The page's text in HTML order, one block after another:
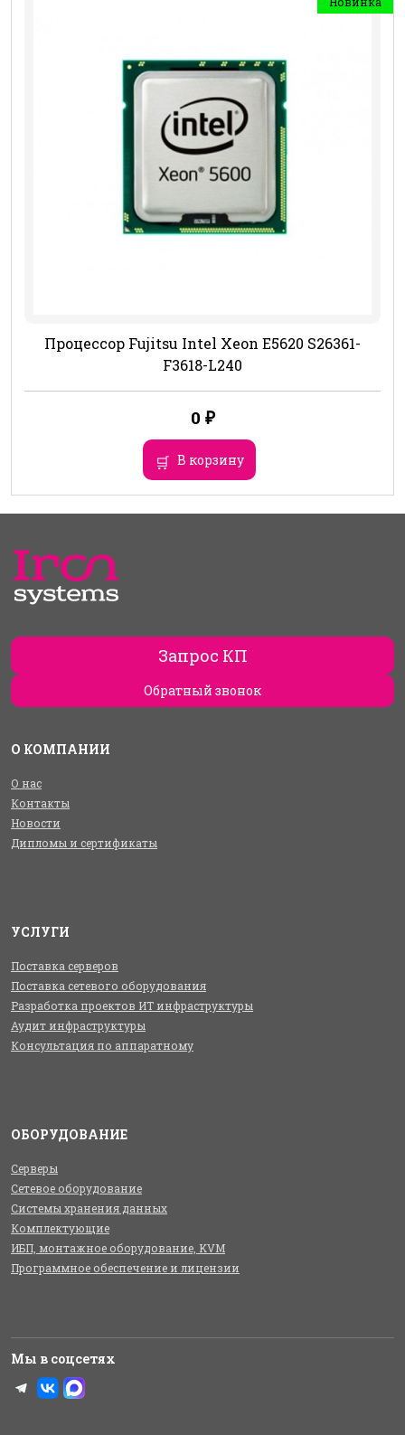
Процессор Fujitsu Intel Xeon E5620 S26361-
F3618-L240
0 ₽
В корзину
Запрос КП
Обратный звонок
О КОМПАНИИ
О нас
Контакты
Новости
Дипломы и сертификаты
УСЛУГИ
Поставка серверов
Поставка сетевого оборудования
Разработка проектов ИТ инфраструктуры
Аудит инфраструктуры
Консультация по аппаратному
ОБОРУДОВАНИЕ
Серверы
Сетевое оборудование
Системы хранения данных
Комплектующие
ИБП, монтажное оборудование, KVM
Программное обеспечение и лицензии
Мы в соцсетях